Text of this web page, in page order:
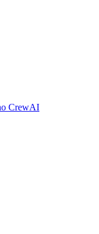
CrewAI